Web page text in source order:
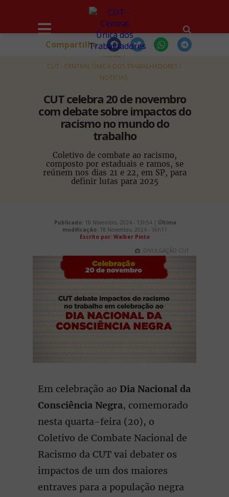
HOME
CUT - CENTRAL ÚNICA DOS TRABALHADORES
NOTÍCIAS
CUT celebra 20 de novembro
com debate sobre impactos do
racismo no mundo do
trabalho
Coletivo de combate ao racismo,
composto por estaduais e ramos, se
reúnem nos dias 21 e 22, em SP, para
definir lutas para 2025
Compartilhe
Publicado: 18 Novembro, 2024 - 13h54 | Última
modificação: 18 Novembro, 2024 - 16h11
Escrito por: Walber Pinto
DIVULGAÇÃO CUT
Em celebração ao Dia Nacional da
Consciência Negra, comemorado
nesta quarta-feira (20), o
Coletivo de Combate Nacional de
Racismo da CUT vai debater os
impactos de um dos maiores
entraves para a população negra